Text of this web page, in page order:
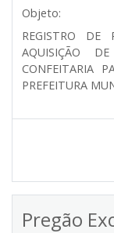
Objeto:
REGISTRO DE
AQUISIÇÃO
CONFEITARIA
PREFEITURA
Pregão